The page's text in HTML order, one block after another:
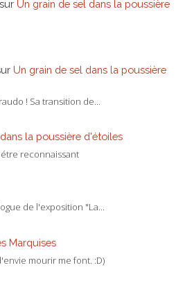
sur Un grain de sel dans la poussière
Un grain de sel dans la poussière
! Sa transition de...
la poussière d'étoiles
reconnaissant
de l'exposition "La...
Marquises
mourir me font. :D)